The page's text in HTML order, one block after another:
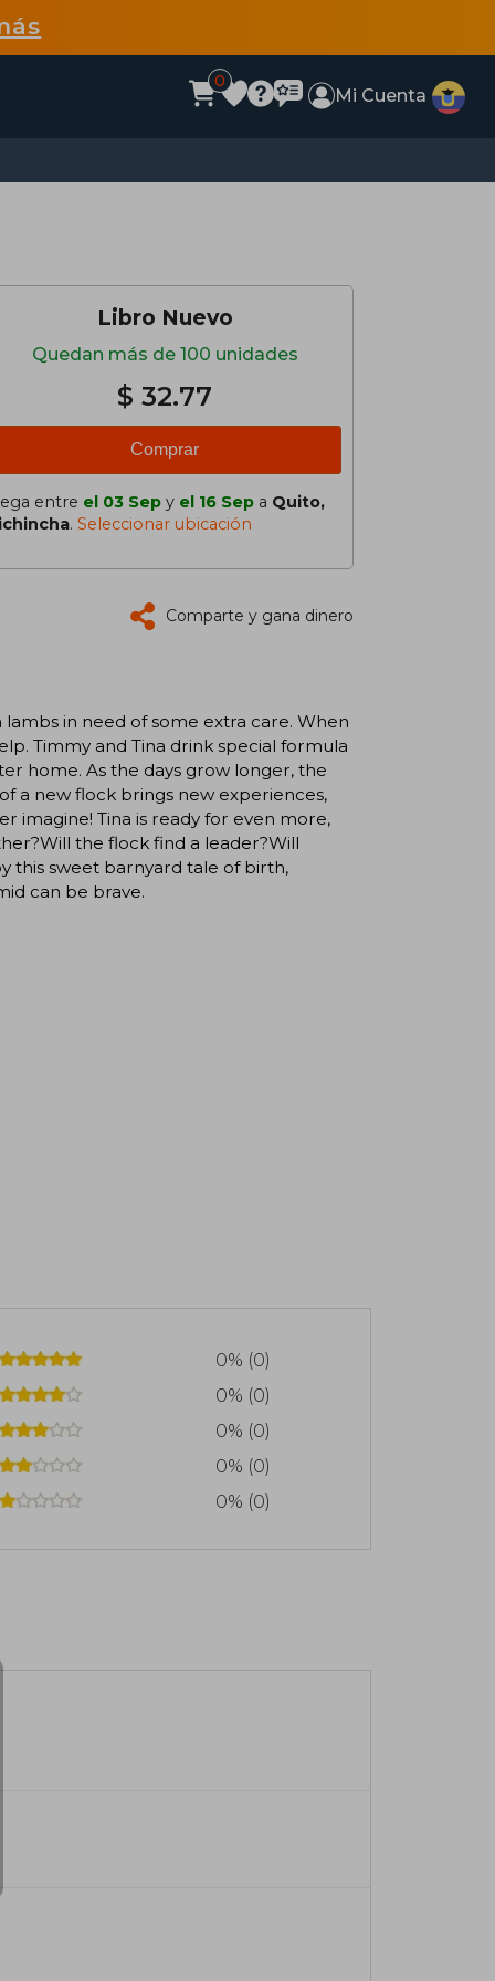
0
Mi Cuenta
Libro Nuevo
Quedan más de 100 unidades
$ 32.77
Comprar
entre el 03 Sep y el 16 Sep a Quito,
. Seleccionar ubicación
Comparte y gana dinero
in need of some extra care. When
Timmy and Tina drink special formula
home. As the days grow longer, the
a new flock brings new experiences,
imagine! Tina is ready for even more,
the flock find a leader?Will
this sweet barnyard tale of birth,
can be brave.
0% (0)
0% (0)
0% (0)
0% (0)
0% (0)